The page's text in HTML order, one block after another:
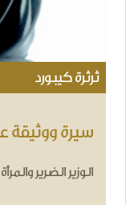
ثرثرة كيبورد
سيرة ووثيقة
الوزير الضرير